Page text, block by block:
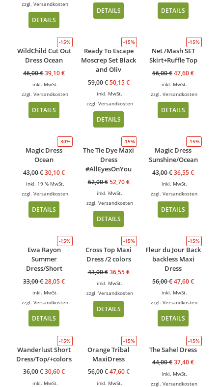
zzgl.Versandkosten
DETAILS
DETAILS DETAILS
-15%
WildChild Cut Out
Dress Ocean
46,00€39,10€
inkl. MwSt.
zzgl.Versandkosten
DETAILS
-15%
Ready To Escape
Moscrep Set Black
and Oliv
59,00€ 50,15€
inkl. MwSt.
zzgl. Versandkosten
DETAILS
-15%
Net /Mash SET
Skirt+Ruffle Top
56,00€47,60€
inkl. MwSt.
zzgl.Versandkosten
DETAILS
-30%
Magic Dress
Ocean
43,00€30,10€
inkl. 19 % MwSt.
zzgl.Versandkosten
DETAILS
-15%
The Tie Dye Maxi
Dress
#AllEyesOnYou
62,00€ 52,70€
inkl. MwSt.
zzgl. Versandkosten
DETAILS
-15%
Magic Dress
Sunshine/Ocean
43,00€36,55€
inkl. MwSt.
zzgl.Versandkosten
DETAILS
-15%
Ewa Rayon
Summer
Dress/Short
33,00€28,05€
inkl. MwSt.
zzgl.Versandkosten
DETAILS
-15%
Cross Top Maxi
Dress /2 colors
43,00€ 36,55€
inkl. MwSt.
zzgl. Versandkosten
DETAILS
-15%
Fleur du Jour Back
backless Maxi
Dress
56,00€47,60€
inkl. MwSt.
zzgl.Versandkosten
DETAILS
-15%
Wanderlust Short
Dress/Top/+colors
36,00€30,60€
inkl. MwSt.
-15%
Orange Tribal
MaxiDress
56,00€ 47,60€
inkl. MwSt.
-15%
The Sahel Dress
44,00€37,40€
inkl. MwSt.
zzgl.Versandkosten